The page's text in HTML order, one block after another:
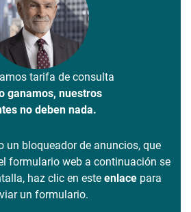
tarifa de consulta
ganamos, nuestros
no deben nada.
un bloqueador de anuncios, que
formulario web a continuación se
haz clic en este enlacepara
un formulario.